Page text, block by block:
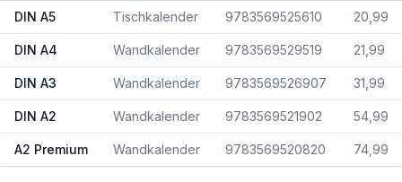
DIN A5 Tischkalender 9783569525610 20,99
DIN A4 Wandkalender 9783569529519 21,99
DIN A3 Wandkalender 9783569526907 31,99
DIN A2 Wandkalender 9783569521902 54,99
A2 Premium Wandkalender 9783569520820 74,99